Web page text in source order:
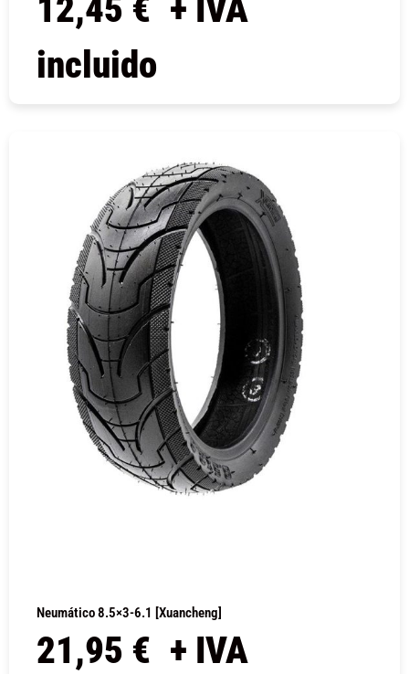
12,45 € + IVA
incluido
Neumático 8.5×3-6.1 [Xuancheng]
21,95 € + IVA